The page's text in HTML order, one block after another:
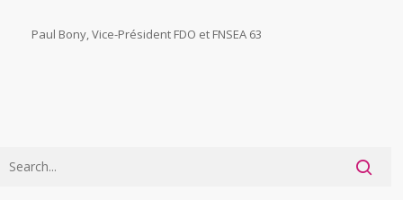
Paul Bony, Vice-Président FDO et FNSEA 63